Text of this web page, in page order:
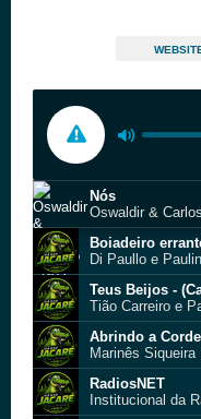
Nós
Oswaldir &
Boiadeiro
Di Paullo e
Teus Beijos -
Tião Carreiro e
Abrindo a
Marinês Siqueira
RadiosNET
Institucional da